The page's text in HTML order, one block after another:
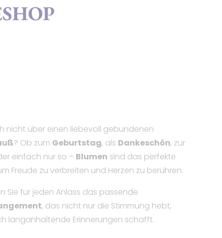
nicht über einen liebevoll gebundenen
? Ob zum Geburtstag, als Dankeschön, zur
einfach nur so – Blumen sind das perfekte
Freude zu verbreiten und Herzen zu berühren.
Sie für jeden Anlass das passende
, das nicht nur die Stimmung hebt,
langanhaltende Erinnerungen schafft.